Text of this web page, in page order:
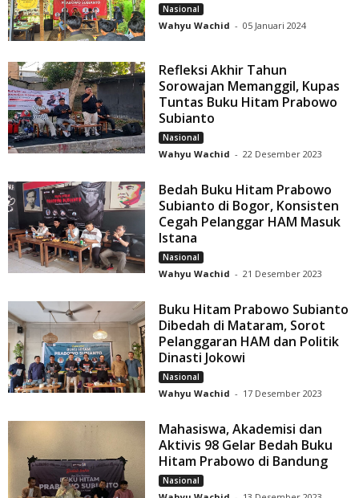
Nasional
Wahyu Wachid - 05 Januari 2024
Refleksi Akhir Tahun
Sorowajan Memanggil, Kupas
Tuntas Buku Hitam Prabowo
Subianto
Nasional
Wahyu Wachid - 22 Desember 2023
Bedah Buku Hitam Prabowo
Subianto di Bogor, Konsisten
Cegah Pelanggar HAM Masuk
Istana
Nasional
Wahyu Wachid - 21 Desember 2023
Buku Hitam Prabowo Subianto
Dibedah di Mataram, Sorot
Pelanggaran HAM dan Politik
Dinasti Jokowi
Nasional
Wahyu Wachid - 17 Desember 2023
Mahasiswa, Akademisi dan
Aktivis 98 Gelar Bedah Buku
Hitam Prabowo di Bandung
Nasional